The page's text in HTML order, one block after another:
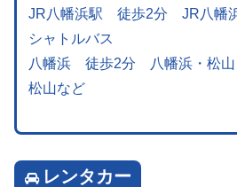
JR八幡浜駅 徒歩2分 JR八幡
シャトルバス
八幡浜 徒歩2分 八幡浜・松山
松山など
レンタカー